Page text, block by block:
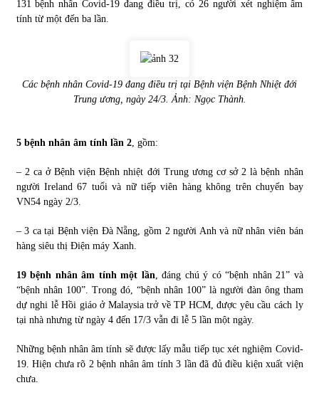
131 bệnh nhân Covid-19 đang điều trị, có 26 người xét nghiệm âm
tính từ một đến ba lần.
Các bệnh nhân Covid-19 đang điều trị tại Bệnh viện Bệnh Nhiệt đới
Trung ương, ngày 24/3. Ảnh: Ngọc Thành.
5 bệnh nhân âm tính lần 2, gồm:
– 2 ca ở Bệnh viện Bệnh nhiệt đới Trung ương cơ sở 2 là bệnh nhân
người Ireland 67 tuổi và nữ tiếp viên hàng không trên chuyến bay
VN54 ngày 2/3.
– 3 ca tại Bệnh viện Đà Nẵng, gồm 2 người Anh và nữ nhân viên bán
hàng siêu thị Điện máy Xanh.
19 bệnh nhân âm tính một lần, đáng chú ý có “bệnh nhân 21” và
“bệnh nhân 100”. Trong đó, “bệnh nhân 100” là người đàn ông tham
dự nghi lễ Hồi giáo ở Malaysia trở về TP HCM, được yêu cầu cách ly
tại nhà nhưng từ ngày 4 đến 17/3 vẫn đi lễ 5 lần một ngày.
Những bệnh nhân âm tính sẽ được lấy mẫu tiếp tục xét nghiệm Covid-
19. Hiện chưa rõ 2 bệnh nhân âm tính 3 lần đã đủ điều kiện xuất viện
chưa.